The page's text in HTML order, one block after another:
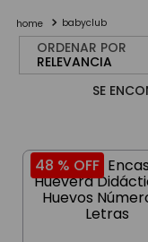
3.
peluche
4.
monopatin
babyclub
ORDENAR POR
RELEVANCIA
48 % OFF